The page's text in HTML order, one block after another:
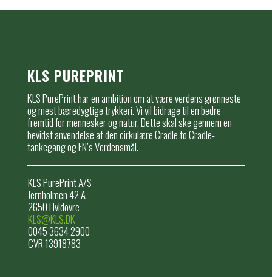
KLS PUREPRINT
KLS PurePrint har en ambition om at være verdens grønneste
og mest bæredygtige trykkeri. Vi vil bidrage til en bedre
fremtid for mennesker og natur. Dette skal ske gennem en
bevidst anvendelse af den cirkulære Cradle to Cradle-
tankegang og FN’s Verdensmål.
KLS PurePrint A/S
Jernholmen 42 A
2650 Hvidovre
KLS@KLS.DK
0045 3634 2900
CVR 13918783